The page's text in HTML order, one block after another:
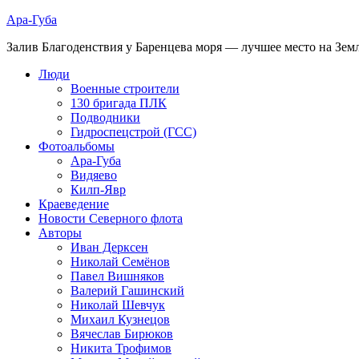
Ара-Губа
Залив Благоденствия у Баренцева моря — лучшее место на
Люди
Военные строители
130 бригада ПЛК
Подводники
Гидроспецстрой (ГСС)
Фотоальбомы
Ара-Губа
Видяево
Килп-Явр
Краеведение
Новости Северного флота
Авторы
Иван Дерксен
Николай Семёнов
Павел Вишняков
Валерий Гашинский
Николай Шевчук
Михаил Кузнецов
Вячеслав Бирюков
Никита Трофимов